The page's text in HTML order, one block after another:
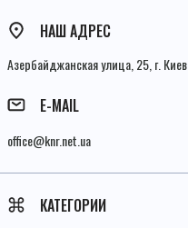
НАШ АДРЕС
Азербайджанская улица, 25, г. Киев
E-MAIL
office@knr.net.ua
КАТЕГОРИИ